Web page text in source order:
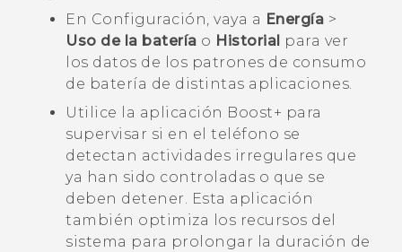
Video Tutorials
En Configuración, vaya a Energía >
Uso de la batería o Historial para ver
los datos de los patrones de consumo
de batería de distintas aplicaciones.
Utilice la aplicación Boost+ para
supervisar si en el teléfono se
detectan actividades irregulares que
ya han sido controladas o que se
deben detener. Esta aplicación
también optimiza los recursos del
sistema para prolongar la duración de